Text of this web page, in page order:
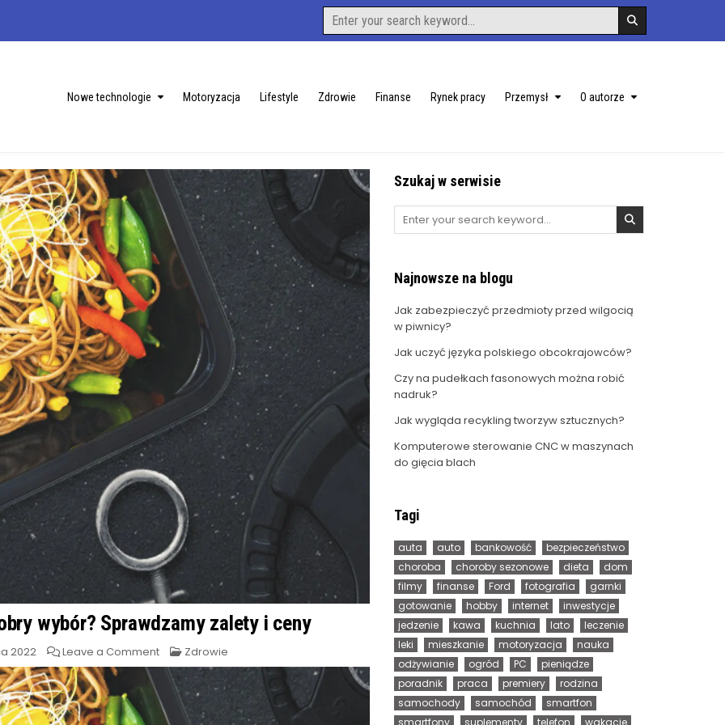
Search
for:
Nowe technologie Motoryzacja Lifestyle Zdrowie Finanse Rynek pracy Przemysł O autorze
wybór? Sprawdzamy zalety i ceny
2022 Leave a Commenton
Dieta
pudełkowa
czy
to
dobry
Posted
Zdrowie
Szukaj w serwisie
Search
Najnowsze na blogu
Jak zabezpieczyć przedmioty przed wilgocią
w piwnicy?
Jak uczyć języka polskiego obcokrajowców?
Czy na pudełkach fasonowych można robić
nadruk?
Jak wygląda recykling tworzyw sztucznych?
Komputerowe sterowanie CNC w maszynach
do gięcia blach
Tagi
auta auto bankowość
bezpieczeństwo
choroba
choroby sezonowe dieta
dom
filmy
finanse Ford fotografia
garnki
gotowanie
hobby internet
inwestycje
jedzenie
kawa kuchnia lato
leczenie
leki
mieszkanie motoryzacja
nauka
odżywianie
ogród PC
pieniądze
poradnik
praca premiery
rodzina
samochody
samochód
smartfon